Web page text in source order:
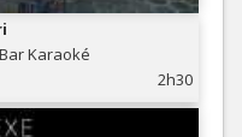
Karaoké
2h30